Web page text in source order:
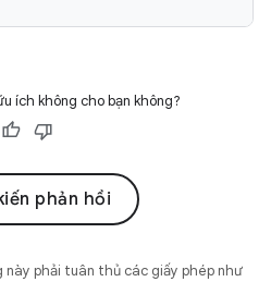
ích không cho bạn không?
phản hồi
phải tuân thủ các giấy phép như